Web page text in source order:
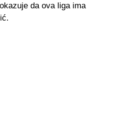
da ova liga ima